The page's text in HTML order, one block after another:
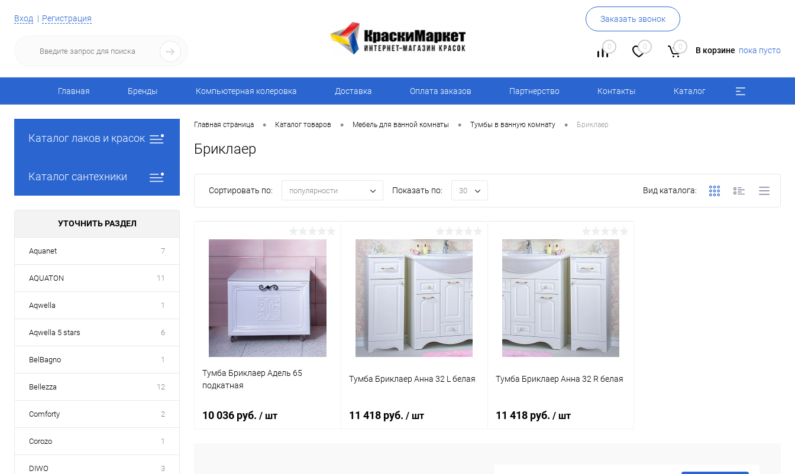
Вход Регистрация Заказать звонок
0 0 0 В корзине пока пусто
Главная Бренды Компьютерная колеровка Доставка Оплата заказов Партнерство Контакты Каталог
Каталог лаков и красок
Каталог сантехники
УТОЧНИТЬ РАЗДЕЛ
Aquanet 7
AQUATON 11
Aqwella 1
Aqwella 5 stars 6
BelBagno 1
Bellezza 12
Comforty 2
Corozo 1
DIWO 3
Главная страница • Каталог товаров • Мебель для ванной комнаты • Тумбы в ванную комнату • Бриклаер
Бриклаер
Сортировать по: популярности Показать по: 30 Вид каталога:
Тумба Бриклаер Адель 65
подкатная
10 036 руб. / шт
Тумба Бриклаер Анна 32 L белая
11 418 руб. / шт
Тумба Бриклаер Анна 32 R белая
11 418 руб. / шт